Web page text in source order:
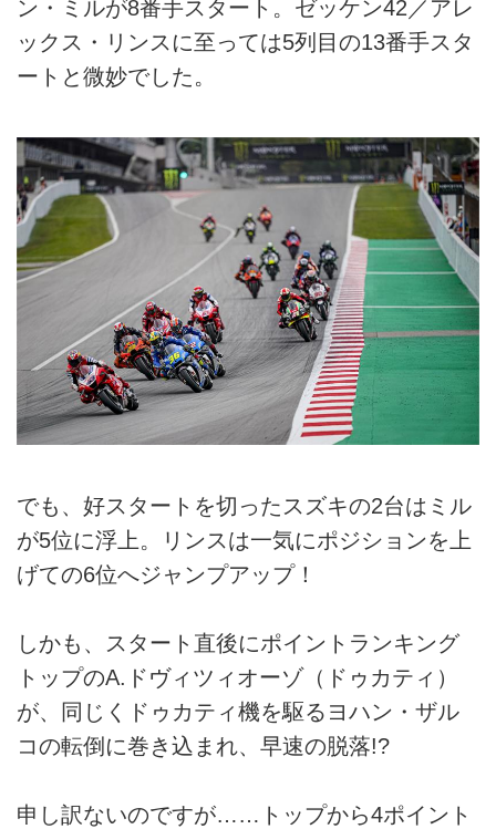
ン・ミルが8番手スタート。ゼッケン42／アレ
ックス・リンスに至っては5列目の13番手スタ
ートと微妙でした。
でも、好スタートを切ったスズキの2台はミル
が5位に浮上。リンスは一気にポジションを上
げての6位へジャンプアップ！
しかも、スタート直後にポイントランキング
トップのA.ドヴィツィオーゾ（ドゥカティ）
が、同じくドゥカティ機を駆るヨハン・ザル
コの転倒に巻き込まれ、早速の脱落!?
申し訳ないのですが……トップから4ポイント